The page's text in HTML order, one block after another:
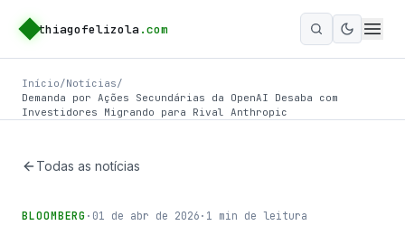
thiagofelizola .com
Ativar
Início/Notícias/
Demanda por Ações Secundárias da OpenAI Desaba com
Investidores Migrando para Rival Anthropic
Todas as notícias
BLOOMBERG · 01 de abr de 2026 · 1 min de leitura